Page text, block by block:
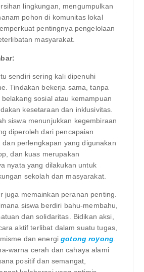
lingkungan, mengumpulkan
pohon di komunitas lokal
pentingnya pengelolaan
masyarakat.
sendiri sering kali dipenuhi
Tindakan bekerja sama, tanpa
sosial atau kemampuan
kesetaraan dan inklusivitas.
siswa menunjukkan kegembiraan
diperoleh dari pencapaian
dan perlengkapan yang digunakan
dan kuas merupakan
nyata yang dilakukan untuk
sekolah dan masyarakat.
juga memainkan peranan penting.
siswa berdiri bahu-membahu,
dan solidaritas. Bidikan aksi,
aktif terlibat dalam suatu tugas,
dan energigotong royong
warna cerah dan cahaya alami
positif dan semangat,